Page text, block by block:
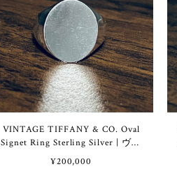
VINTAGE TIFFANY & CO. Oval
Signet Ring Sterling Silver | ヴィ
ンテージ ティファニー オーバル
シグネット リング スターリング
¥200,000